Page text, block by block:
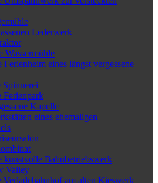
Lederwerk
Wassermühle
Ferienheim eines längst vergessene
Spinnerei
Ferienpark
Kapelle
eines ehemaligen
kunstvolle Bahnbetriebswerk
Valley
Verladebahnhof am alten Kieswerk